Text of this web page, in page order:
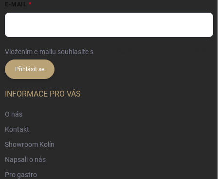
E-MAIL
Vložením e-mailu souhlasíte s
Přihlásit se
INFORMACE PRO VÁS
O nás
Kontakt
Showroom Kolín
Napsali o nás
Pro gastro